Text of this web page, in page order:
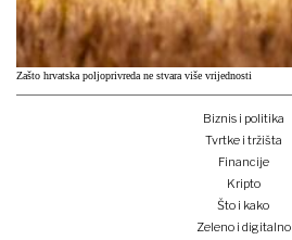
Zašto hrvatska poljoprivreda ne stvara više vrijednosti
Biznis i politika
Tvrtke i tržišta
Financije
Kripto
Što i kako
Zeleno i digitalno